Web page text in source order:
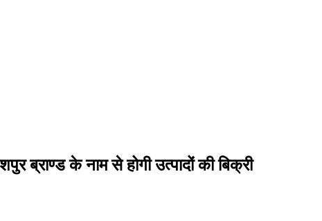
ब्राण्ड के नाम से होगी उत्पादों की बिक्री